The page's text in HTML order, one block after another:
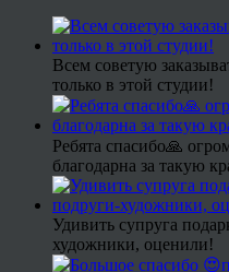
Всем советую
только в этой студии!
Ребята спасибо🙏
благодарна за такую
Удивить супруга
художники, оценили!